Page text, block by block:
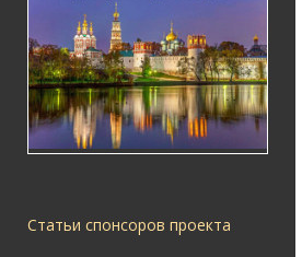
Статьи спонсоров проекта